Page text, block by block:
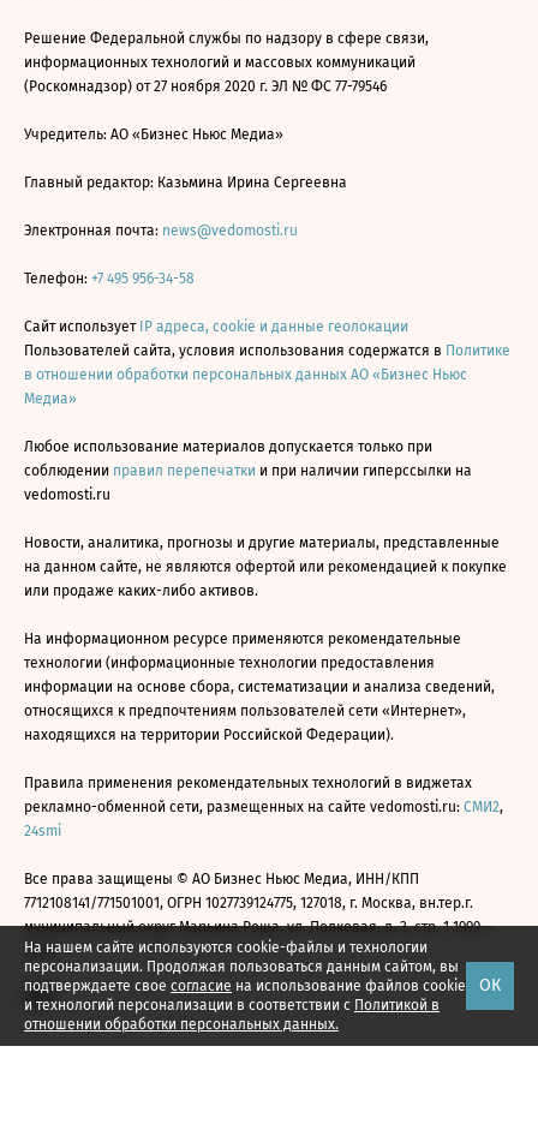
На нашем сайте используются cookie-файлы и технологии
персонализации. Продолжая пользоваться данным сайтом, вы
подтверждаете свое согласие на использование файлов cookie
и технологий персонализации в соответствии с Политикой в
отношении обработки персональных данных.
ОК
Решение Федеральной службы по надзору в сфере связи,
информационных технологий и массовых коммуникаций
(Роскомнадзор) от 27 ноября 2020 г. ЭЛ № ФС 77-79546
Учредитель: АО «Бизнес Ньюс Медиа»
Главный редактор: Казьмина Ирина Сергеевна
Электронная почта: news@vedomosti.ru
Телефон: +7 495 956-34-58
Сайт использует IP адреса, cookie и данные геолокации
Пользователей сайта, условия использования содержатся в Политике
в отношении обработки персональных данных АО «Бизнес Ньюс
Медиа»
Любое использование материалов допускается только при
соблюдении правил перепечатки и при наличии гиперссылки на
vedomosti.ru
Новости, аналитика, прогнозы и другие материалы, представленные
на данном сайте, не являются офертой или рекомендацией к покупке
или продаже каких-либо активов.
На информационном ресурсе применяются рекомендательные
технологии (информационные технологии предоставления
информации на основе сбора, систематизации и анализа сведений,
относящихся к предпочтениям пользователей сети «Интернет»,
находящихся на территории Российской Федерации).
Правила применения рекомендательных технологий в виджетах
рекламно-обменной сети, размещенных на сайте vedomosti.ru: СМИ2,
24smi
Все права защищены © АО Бизнес Ньюс Медиа, ИНН/КПП
7712108141/771501001, ОГРН 1027739124775, 127018, г. Москва, вн.тер.г.
муниципальный округ Марьина Роща, ул. Полковая, д. 3, стр. 1 1999—
2026